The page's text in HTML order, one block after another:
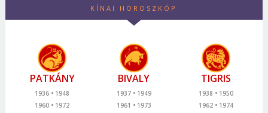
KÍNAI HOROSZKÓP
PATKÁNY
1936
1948
1960
1972
BIVALY
1937
1949
1961
1973
TIGRIS
1938
1950
1962
1974